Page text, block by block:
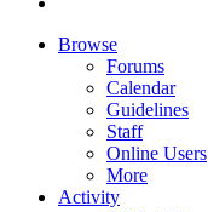
Browse
Forums
Calendar
Guidelines
Staff
Online Users
More
Activity